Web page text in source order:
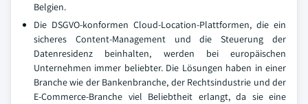
Belgien.
Die DSGVO-konformen Cloud-Location-Plattformen, die ein
sicheres Content-Management und die Steuerung der
Datenresidenz beinhalten, werden bei europäischen
Unternehmen immer beliebter. Die Lösungen haben in einer
Branche wie der Bankenbranche, der Rechtsindustrie und der
E-Commerce-Branche viel Beliebtheit erlangt, da sie eine